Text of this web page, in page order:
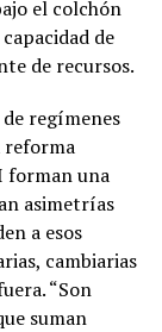
el colchón
de
de recursos.
regímenes
reforma
forman una
asimetrías
a esos
cambiarias
“Son
suman